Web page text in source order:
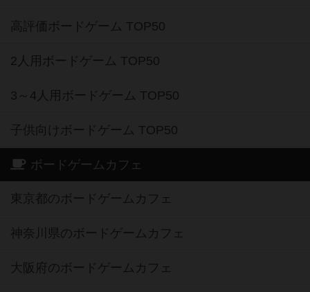
高評価ボードゲーム TOP50
2人用ボードゲーム TOP50
3～4人用ボードゲーム TOP50
子供向けボードゲーム TOP50
ボードゲームカフェ
東京都のボードゲームカフェ
神奈川県のボードゲームカフェ
大阪府のボードゲームカフェ